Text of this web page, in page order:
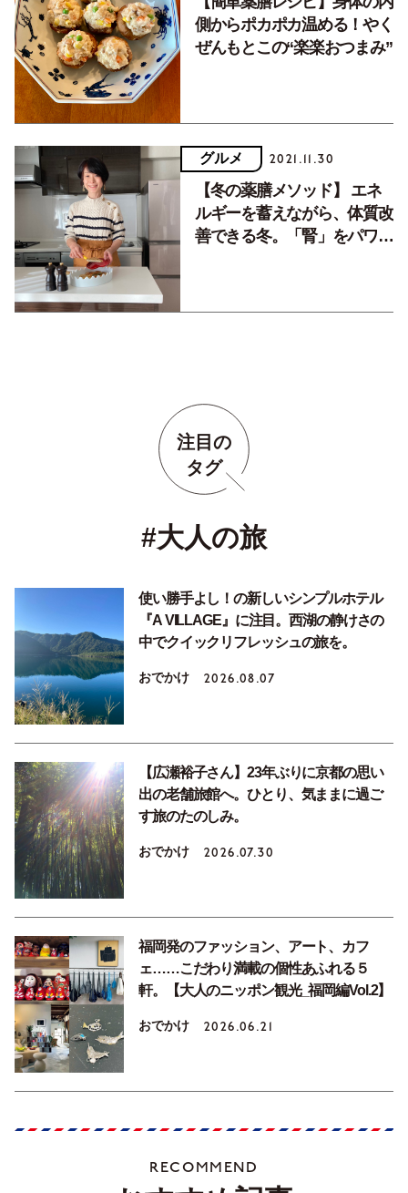
側からポカポカ温める！やく
ぜんもとこの“楽楽おつまみ”
グルメ 2021.11.30
【冬の薬膳メソッド】 エネ
ルギーを蓄えながら、体質改
善できる冬。「腎」をパワー
注目の
タグ
#大人の旅
使い勝手よし！の新しいシンプルホテル
『A VILLAGE』に注目。西湖の静けさの
中でクイックリフレッシュの旅を。
おでかけ 2026.08.07
【広瀬裕子さん】23年ぶりに京都の思い
出の老舗旅館へ。ひとり、気ままに過ご
す旅のたのしみ。
おでかけ 2026.07.30
福岡発のファッション、アート、カフ
ェ……こだわり満載の個性あふれる５
軒。【大人のニッポン観光_福岡編Vol.2】
おでかけ 2026.06.21
RECOMMEND